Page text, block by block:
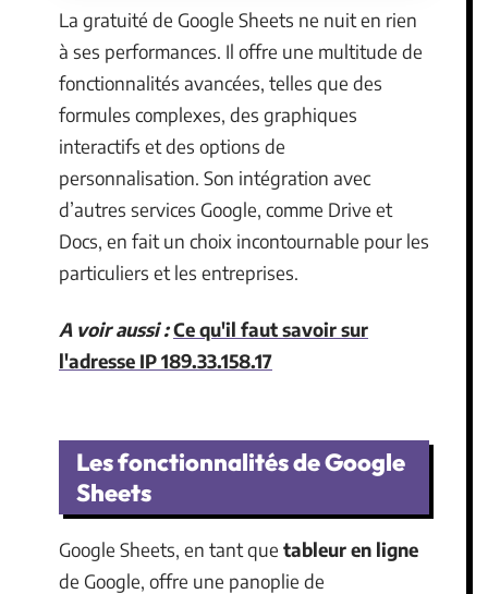
La gratuité de Google Sheets ne nuit en rien
à ses performances. Il offre une multitude de
fonctionnalités avancées, telles que des
formules complexes, des graphiques
interactifs et des options de
personnalisation. Son intégration avec
d’autres services Google, comme Drive et
Docs, en fait un choix incontournable pour les
particuliers et les entreprises.
A voir aussi :Ce qu'il faut savoir sur
l'adresse IP 189.33.158.17
Les fonctionnalités de Google
Sheets
Google Sheets, en tant que tableur en ligne
de Google, offre une panoplie de